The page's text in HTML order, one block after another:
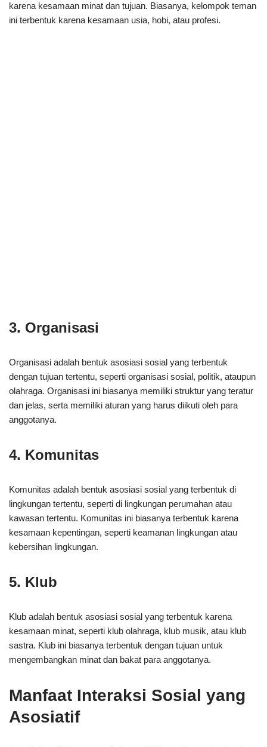
karena kesamaan minat dan tujuan. Biasanya, kelompok teman
ini terbentuk karena kesamaan usia, hobi, atau profesi.
3. Organisasi
Organisasi adalah bentuk asosiasi sosial yang terbentuk
dengan tujuan tertentu, seperti organisasi sosial, politik, ataupun
olahraga. Organisasi ini biasanya memiliki struktur yang teratur
dan jelas, serta memiliki aturan yang harus diikuti oleh para
anggotanya.
4. Komunitas
Komunitas adalah bentuk asosiasi sosial yang terbentuk di
lingkungan tertentu, seperti di lingkungan perumahan atau
kawasan tertentu. Komunitas ini biasanya terbentuk karena
kesamaan kepentingan, seperti keamanan lingkungan atau
kebersihan lingkungan.
5. Klub
Klub adalah bentuk asosiasi sosial yang terbentuk karena
kesamaan minat, seperti klub olahraga, klub musik, atau klub
sastra. Klub ini biasanya terbentuk dengan tujuan untuk
mengembangkan minat dan bakat para anggotanya.
Manfaat Interaksi Sosial yang
Asosiatif